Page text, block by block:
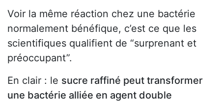
Voir la même réaction chez une bactérie
normalement bénéfique, c’est ce que les
scientifiques qualifient de “surprenant et
préoccupant”.
En clair : le sucre raffiné peut transformer
une bactérie alliée en agent double